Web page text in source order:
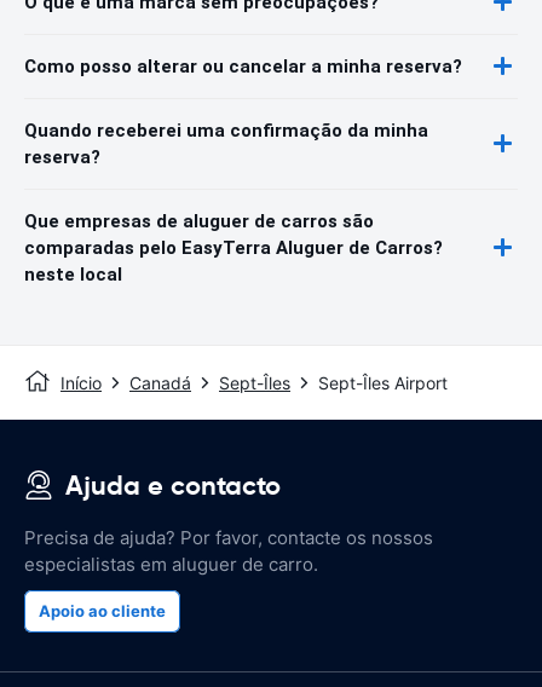
Como posso alterar ou cancelar a minha reserva?
Quando receberei uma confirmação da minha
reserva?
Que empresas de aluguer de carros são
comparadas pelo EasyTerra Aluguer de Carros?
neste local
Início Canadá Sept-Îles Sept-Îles Airport
Ajuda e contacto
Precisa de ajuda? Por favor, contacte os nossos
especialistas em aluguer de carro.
Apoio ao cliente